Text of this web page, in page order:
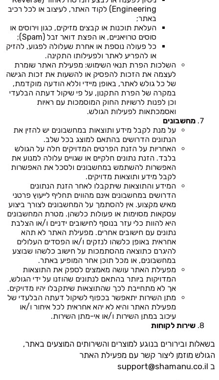
Engineering) לקוד האתר, לעיצוב או לכל רכיב
באתר;
העלאת תוכנות או קבצים מזיקים, כגון וירוסים או
סוסים טרויאניים, או הפצת דואר זבל (Spam);
כל פעולה נוספת או אחרת שעלולה לפגוע, להזיק
או להפריע לאתר ולפעילותו התקינה.
השלכות הפרת תנאי השימוש: מפעילת האתר שומרת
לעצמה את הזכות להפסיק או להשעות את זכות הגישה
של כל גולש לאתר, באופן מיידי וללא הודעה מוקדמת,
במקרה של הפרת התקנון, על פי שיקול דעתה הבלעדי
וכן לפנות לרשויות החוק המוסמכות עם ראיות
ואסמכתאות לפעילות הגולש.
מחשבונים
על מנת לקבל מידע ותוצאות במחשבונים יש להזין את
הנתונים הדרושים בהתאם למוצג בכל שלב.
האחריות על הזנת הפרטים המדויקים חלה על הגולש
בלבד. הזנת נתונים חלקיים או שגויים עלולה למנוע את
האפשרות להשתמש במחשבונים ולסכל את האפשרות
לקבל מידע ותוצאות מדויקים.
המידע והתוצאות שיתקבלו לאחר הזנת הנתונים
הדרושים במחשבונים אינם מהווים תחליף לייעוץ פרטני
מאיש מקצוע. אין להסתמך על המחשבונים לצורך ביצוע
עסקאות מסוימות או פעולות כלשהן. מטרת המחשבונים
היא להוות כלי עזר בנוסף לחישובים ידניים ו/או הצלבת
נתונים עם חישובים אחרים. מפעילת האתר לא תהא
אחראית באופן כלשהו לנזקים ו/או הפסדים העלולים
להיגרם כתוצאה מהסתמכות על חישוב כלשהו שבוצע
במחשבונים, או מכל תוכן אחר המופיע באתר.
מפעילת האתר עושה מאמצים לספק את התוצאות
המדויקות ביותר בהתאם לנתונים שהוזנו על ידי הגולש,
אך לא מתחייבת לכך שהתוצאות שיתקבלו יהיו מדויקים.
מתן השירות יתאפשר בכפוף לשיקול דעתה הבלעדי של
מפעילת האתר והיא לא יהא אחראית לכל איחור ו/או
עיכוב במתן השירות ו/או אי-מתן השירות.
שירות לקוחות
בשאלות ובירורים בנוגע למוצרים והשירותים המוצעים באתר,
הגולש מוזמן ליצור קשר עם מפעילת האתר
ב support@shamanu.co.il